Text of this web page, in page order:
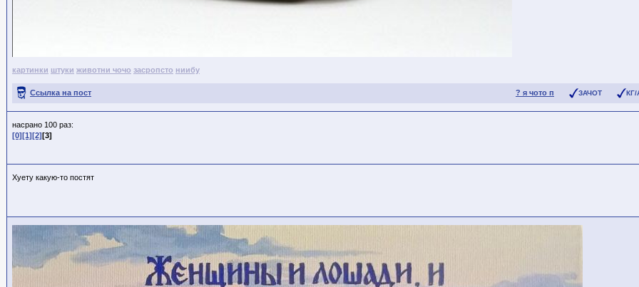
картинки штуки животни чочо засропсто ниибу
? я чото п ЗАЧОТ
Ссылка на пост
насрано 100 раз:
[0][1][2][3]
Хуету какую-то постят